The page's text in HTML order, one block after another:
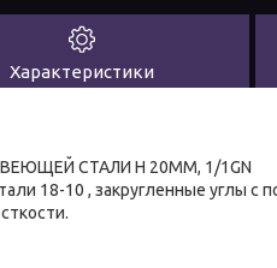
Характеристики
СТАЛИ H 20MM, 1/1GN
18-10 , закругленные углы с